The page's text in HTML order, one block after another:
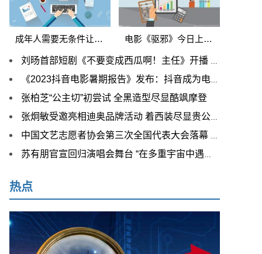
成年人需要无条件让着小孩吗 《童话》马丽坦言不能因孩子哭就让步 电影《驱邪》今日上线！于震、金巧巧上演捉“鬼”大戏
刘旸首部短剧《不要变成西瓜啊！主任》开播 “编演”合一期待值拉满
《2023抖音电影暑期报告》发布：抖音成为电影宣发“必选项”
张柏芝“公主切”初尝试 全黑造型尽显酷飒摩登
张炯敏受邀亮相迪奥品牌活动 着西装尽显贵公子气质
中国文艺志愿者协会第三次全国代表大会落幕 歌手平安连任协会理事
苏有朋官宣回归演唱会舞台 “在多重宇宙中遇见你”探索音乐无限可能性
热点